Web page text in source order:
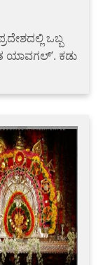
ಒಬ್ಬ
ಯಾವಗಲ್’. ಕಡು